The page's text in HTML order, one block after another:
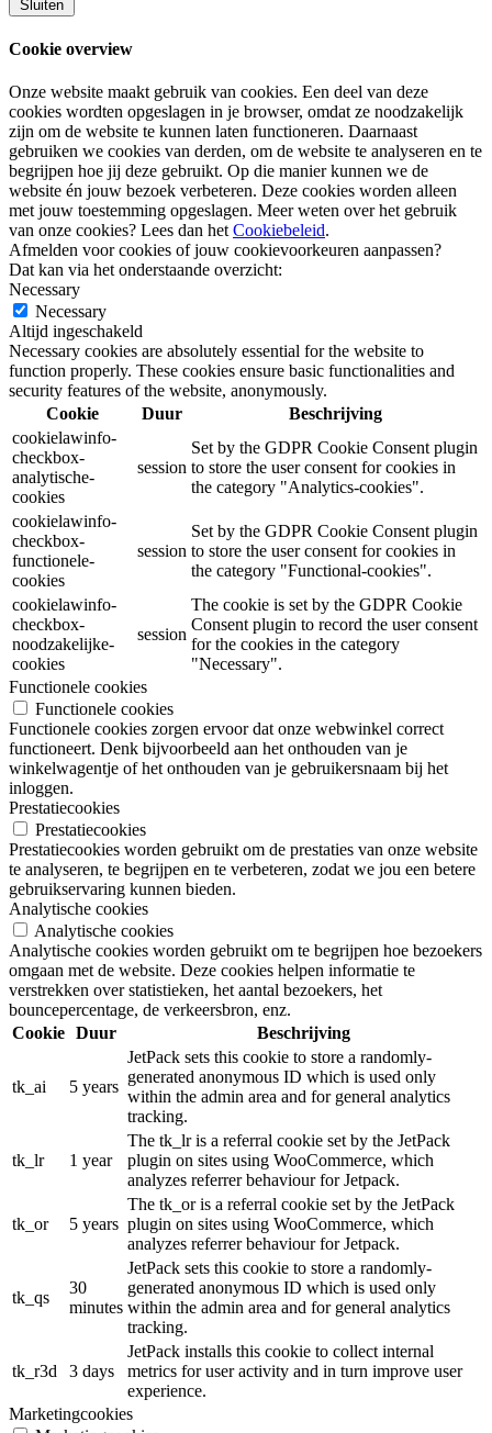
Sluiten
Cookie overview
Onze website maakt gebruik van cookies. Een deel van deze
cookies wordten opgeslagen in je browser, omdat ze noodzakelijk
zijn om de website te kunnen laten functioneren. Daarnaast
gebruiken we cookies van derden, om de website te analyseren en te
begrijpen hoe jij deze gebruikt. Op die manier kunnen we de
website én jouw bezoek verbeteren. Deze cookies worden alleen
met jouw toestemming opgeslagen. Meer weten over het gebruik
van onze cookies? Lees dan het Cookiebeleid.
Afmelden voor cookies of jouw cookievoorkeuren aanpassen?
Dat kan via het onderstaande overzicht:
Necessary
Necessary
Altijd ingeschakeld
Necessary cookies are absolutely essential for the website to
function properly. These cookies ensure basic functionalities and
security features of the website, anonymously.
Cookie
Duur
Beschrijving
cookielawinfo-
checkbox-
analytische-
cookies
session
Set by the GDPR Cookie Consent plugin
to store the user consent for cookies in
the category "Analytics-cookies".
cookielawinfo-
checkbox-
functionele-
cookies
session
Set by the GDPR Cookie Consent plugin
to store the user consent for cookies in
the category "Functional-cookies".
cookielawinfo-
checkbox-
noodzakelijke-
cookies
session
The cookie is set by the GDPR Cookie
Consent plugin to record the user consent
for the cookies in the category
"Necessary".
Functionele cookies
Functionele cookies
Functionele cookies zorgen ervoor dat onze webwinkel correct
functioneert. Denk bijvoorbeeld aan het onthouden van je
winkelwagentje of het onthouden van je gebruikersnaam bij het
inloggen.
Prestatiecookies
Prestatiecookies
Prestatiecookies worden gebruikt om de prestaties van onze website
te analyseren, te begrijpen en te verbeteren, zodat we jou een betere
gebruikservaring kunnen bieden.
Analytische cookies
Analytische cookies
Analytische cookies worden gebruikt om te begrijpen hoe bezoekers
omgaan met de website. Deze cookies helpen informatie te
verstrekken over statistieken, het aantal bezoekers, het
bouncepercentage, de verkeersbron, enz.
Cookie Duur Beschrijving
tk_ai 5 years
JetPack sets this cookie to store a randomly-
generated anonymous ID which is used only
within the admin area and for general analytics
tracking.
tk_lr 1 year
The tk_lr is a referral cookie set by the JetPack
plugin on sites using WooCommerce, which
analyzes referrer behaviour for Jetpack.
tk_or 5 years
The tk_or is a referral cookie set by the JetPack
plugin on sites using WooCommerce, which
analyzes referrer behaviour for Jetpack.
tk_qs
30
minutes
JetPack sets this cookie to store a randomly-
generated anonymous ID which is used only
within the admin area and for general analytics
tracking.
tk_r3d 3 days
JetPack installs this cookie to collect internal
metrics for user activity and in turn improve user
experience.
Marketingcookies